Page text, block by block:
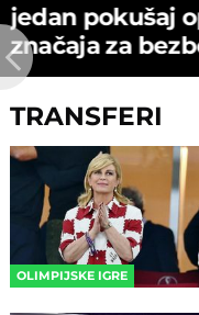
јedan pokušaј
značaјa za
TRANSFERI
OLIMPIJSKE IGRE